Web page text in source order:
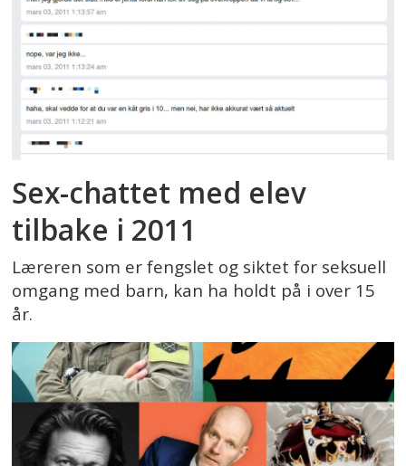
Sex-chattet med elev
tilbake i 2011
Læreren som er fengslet og siktet for seksuell
omgang med barn, kan ha holdt på i over 15
år.